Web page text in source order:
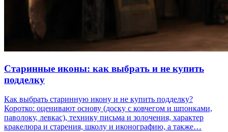
Старинные иконы: как выбрать и не купить
подделку
Как выбрать старинную икону и не купить подделку?
Коротко: оценивают основу (доску с ковчегом и шпонками,
паволоку, левкас), технику письма и золочения, характер
кракелюра и старения, школу и иконографию, а также…